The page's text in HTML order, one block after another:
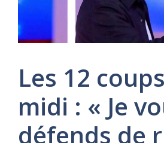
Les 12
midi : « Je
défends de